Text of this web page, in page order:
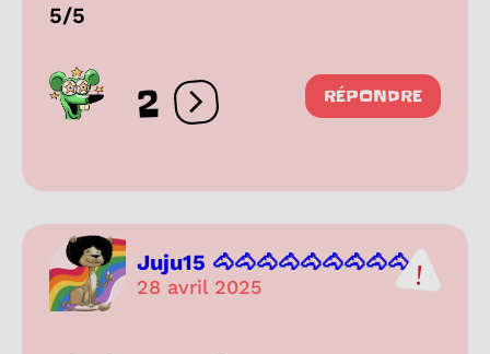
5/5
2 Ouvrir les réactions
RÉPONDRE
Juju15 🐴🐴🐴🐴🐴🐴🐴🐴🐴...
28 avril 2025